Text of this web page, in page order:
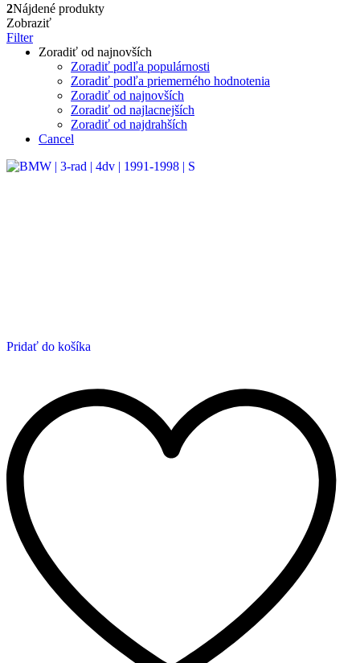
2Nájdené produkty
Zobraziť
Filter
Zoradiť od najnovších
Zoradiť podľa populárnosti
Zoradiť podľa priemerného hodnotenia
Zoradiť od najnovších
Zoradiť od najlacnejších
Zoradiť od najdrahších
Cancel
Pridať do košíka